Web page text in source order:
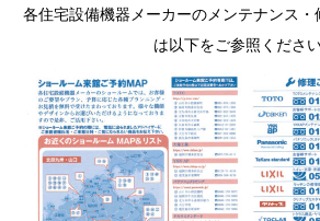
各住宅設備機器メーカーのメンテナンス
は以下をご参照ください